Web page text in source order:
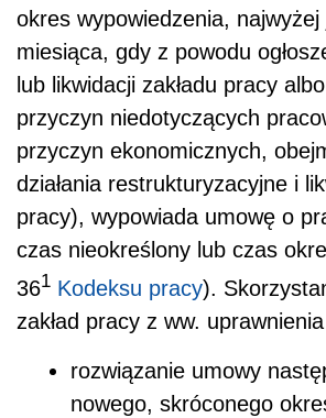
okres wypowiedzenia,
miesiąca, gdy z powodu
lub likwidacji zakładu pracy
przyczyn niedotyczących
przyczyn ekonomicznych,
działania restrukturyzacyjne i
pracy), wypowiada umowę o
czas nieokreślony lub czas
361 Kodeksu pracy).
zakład pracy z ww.
rozwiązanie umowy
nowego, skróconego